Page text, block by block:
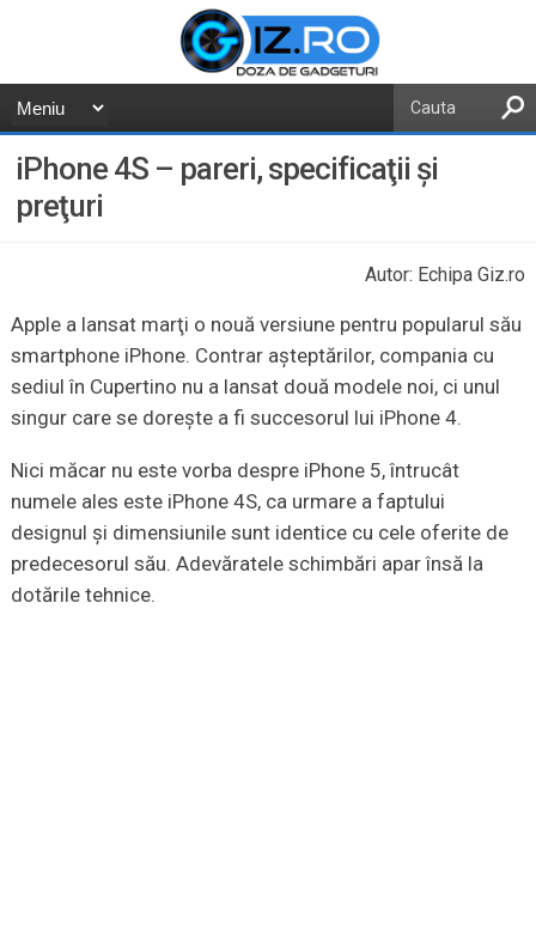
iPhone 4S – pareri, specificaţii şi
preţuri
Autor: Echipa Giz.ro
Apple a lansat marţi o nouă versiune pentru popularul său
smartphone iPhone. Contrar aşteptărilor, compania cu
sediul în Cupertino nu a lansat două modele noi, ci unul
singur care se doreşte a fi succesorul lui iPhone 4.
Nici măcar nu este vorba despre iPhone 5, întrucât
numele ales este iPhone 4S, ca urmare a faptului
designul şi dimensiunile sunt identice cu cele oferite de
predecesorul său. Adevăratele schimbări apar însă la
dotările tehnice.